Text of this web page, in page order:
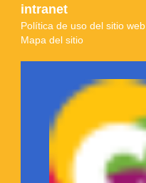
intranet
Política de uso del sitio web
Mapa del sitio